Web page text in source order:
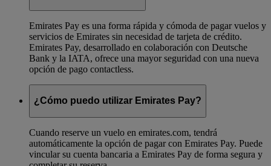
Emirates Pay es una forma rápida y cómoda de pagar vuelos y
servicios de Emirates sin necesidad de tarjeta de crédito.
Emirates Pay, desarrollado en colaboración con Deutsche
Bank y la IATA, ofrece una mayor seguridad con una nueva
opción de pago contactless.
¿Cómo puedo utilizar Emirates Pay?
Cuando reserve un vuelo en emirates.com, tendrá
automáticamente la opción de pagar con Emirates Pay. Puede
vincular su cuenta bancaria a Emirates Pay de forma segura y